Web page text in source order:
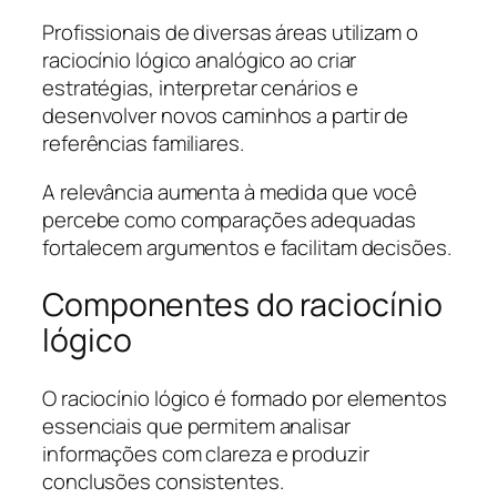
Profissionais de diversas áreas utilizam o
raciocínio lógico analógico ao criar
estratégias, interpretar cenários e
desenvolver novos caminhos a partir de
referências familiares.
A relevância aumenta à medida que você
percebe como comparações adequadas
fortalecem argumentos e facilitam decisões.
Componentes do raciocínio
lógico
O raciocínio lógico é formado por elementos
essenciais que permitem analisar
informações com clareza e produzir
conclusões consistentes.